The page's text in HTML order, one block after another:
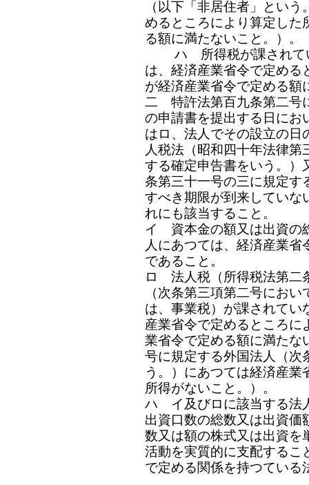
（以下「非居住者」とい
めるところにより算定した
る額に満たないこと。）。
ハ 所得税が課されてい
は、経済産業省令で定める
が経済産業省令で定める額
二 特許法第百九条第二号
の申請書を提出する日にお
はロ、法人でその設立の日
人税法（昭和四十年法律
する確定申告書をいう。）
条第三十一号の三に規定す
すべき期限が到来していな
れにも該当すること。
イ 資本金の額又は出資の
人にあつては、経済産業
であること。
ロ 法人税（所得税法第二
（次条第三項第二号にお
は、事業税）が課されてい
産業省令で定めるところに
業省令で定める額に満たな
号に規定する外国法人（次
う。）にあつては経済産
所得がないこと。）。
ハ イ及びロに該当する法
出資口数の総数又は出資価
数又は額の株式又は出資を
活動を実質的に支配するこ
で定める関係を持つている